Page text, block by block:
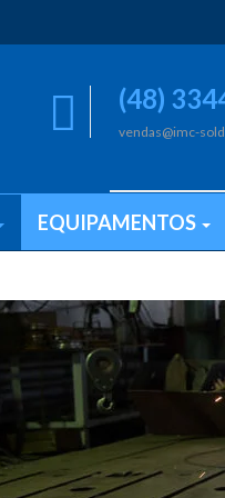
(48)
vendas@imc-
EQUIPAMENTOS